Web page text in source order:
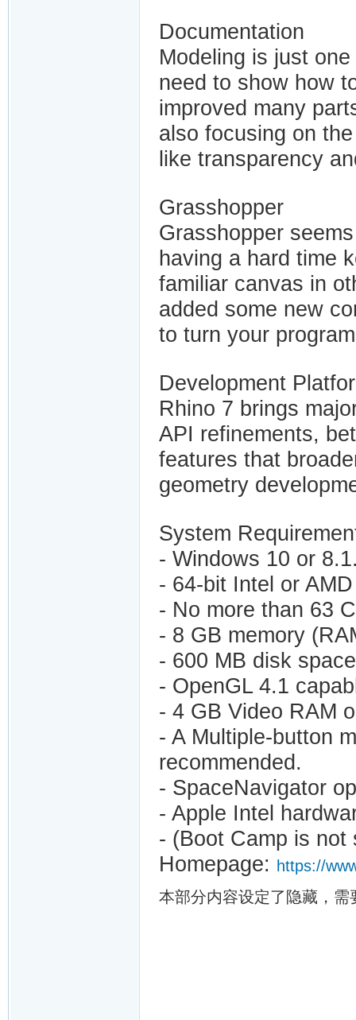
Documentation
Modeling is just
need to show how
improved many
also focusing on
like transparency
Grasshopper
Grasshopper
having a hard time
familiar canvas in
added some new
to turn your
Development
Rhino 7 brings
API refinements,
features that
geometry
System
- Windows 10 or
- 64-bit Intel or
- No more than 63
- 8 GB memory
- 600 MB disk
- OpenGL 4.1
- 4 GB Video RAM
- A Multiple-button
recommended.
- SpaceNavigator
- Apple Intel
- (Boot Camp is not
Homepage:
https://
本部分内容设定了隐藏，需